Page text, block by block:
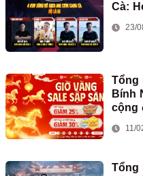
Cà:
23/
Tổng
Bính
cộng
11/
Tổng